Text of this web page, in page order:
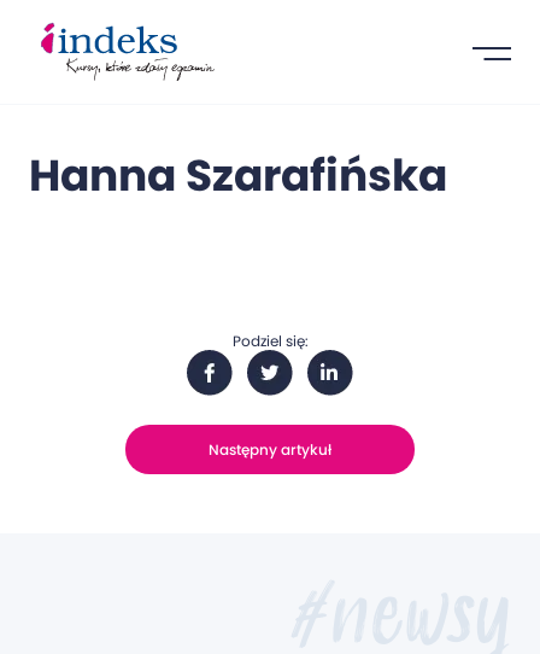
Hanna Szarafińska
Podziel się:
Następny artykuł